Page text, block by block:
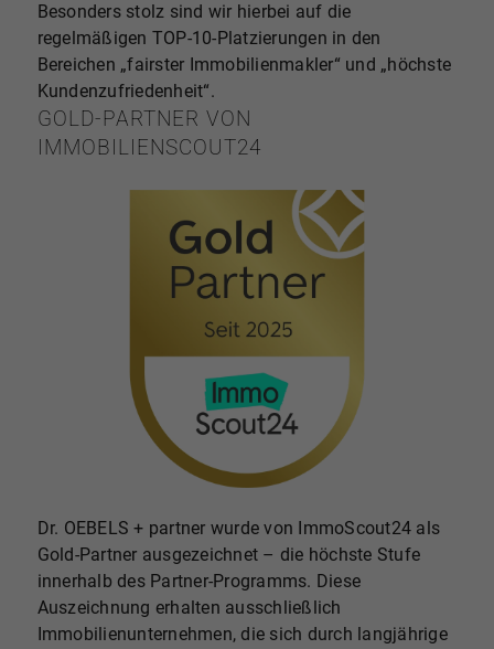
Besonders stolz sind wir hierbei auf die
regelmäßigen TOP-10-Platzierungen in den
Bereichen „fairster Immobilienmakler“ und „höchste
Kundenzufriedenheit“.
GOLD-PARTNER VON
IMMOBILIENSCOUT24
Dr. OEBELS + partner wurde von ImmoScout24 als
Gold-Partner ausgezeichnet – die höchste Stufe
innerhalb des Partner-Programms. Diese
Auszeichnung erhalten ausschließlich
Immobilienunternehmen, die sich durch langjährige